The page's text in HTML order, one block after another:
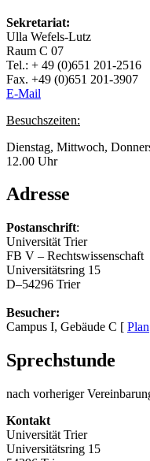
Sekretariat:
Ulla Wefels-Lutz
Raum C 07
Tel.: + 49 (0)651 201-2516
Fax. +49 (0)651 201-3907
E-Mail
Besuchszeiten:
Dienstag, Mittwoch,
12.00 Uhr
Adresse
Postanschrift:
Universität Trier
FB V – Rechtswissenschaft
Universitätsring 15
D–54296 Trier
Besucher:
Campus I, Gebäude C [ Plan
Sprechstunde
nach vorheriger
Kontakt
Universität Trier
Universitätsring 15